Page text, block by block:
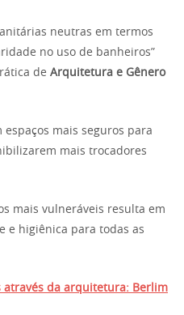
neutras em termos
no uso de banheiros”
de Arquitetura e Gênero
mais seguros para
mais trocadores
mais vulneráveis resulta em
e higiênica para todas as
através da arquitetura: Berlim